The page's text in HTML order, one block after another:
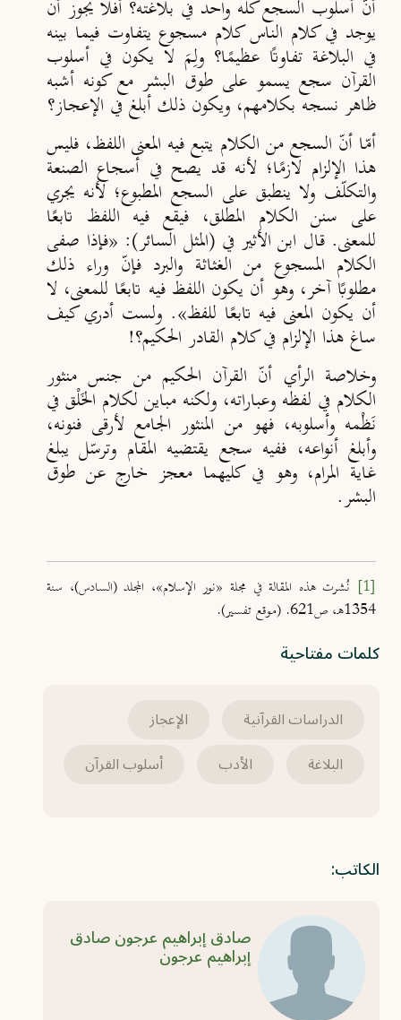
أنّ أسلوب السجع كلّه واحد في بلاغته؟ أفلا يجوز أن
يوجد في كلام الناس كلام مسجوع يتفاوت فيما بينه
في البلاغة تفاوتًا عظيمًا؟ ولِـمَ لا يكون في أسلوب
القرآن سجع يسمو على طوق البشر مع كونه أشبه
ظاهر نسجه بكلامهم، ويكون ذلك أبلغ في الإعجاز؟
أمّا أنّ السجع من الكلام يتبع فيه المعنى اللفظ، فليس
هذا الإلزام لازمًا؛ لأنه قد يصح في أسجاع الصنعة
والتكلّف ولا ينطبق على السجع المطبوع؛ لأنه يجري
على سنن الكلام المطلق، فيقع فيه اللفظ تابعًا
للمعنى. قال ابن الأثير في (المثل السائر): «فإذا صفى
الكلام المسجوع من الغثاثة والبرد فإنّ وراء ذلك
مطلوبًا آخر، وهو أن يكون اللفظ فيه تابعًا للمعنى، لا
أن يكون المعنى فيه تابعًا للفظ». ولست أدري كيف
ساغ هذا الإلزام في كلام القادر الحكيم؟!
وخلاصة الرأي أن القرآن الحكيم من جنس منثور
الكلام في لفظه وعباراته، ولكنه مباين لكلام الخَلْق في
نَظْمه وأسلوبه، فهو من المنثور الجامع لأرقى فنونه،
وأبلغ أنواعه، ففيه سجع يقتضيه المقام وترسّل يبلغ
غاية المرام، وهو في كليهما معجز خارج عن طوق
البشر.
[1]
نُشرت هذه المقالة في مجلة «نور الإسلام»، المجلد (السادس)، سنة
1354هـ، ص621. (موقع تفسير).
كلمات مفتاحية
الدراسات القرآنية
الإعجاز
البلاغة
الأدب أسلوب القرآن
الكاتب:
صادق إبراهيم عرجون صادق
إبراهيم عرجون